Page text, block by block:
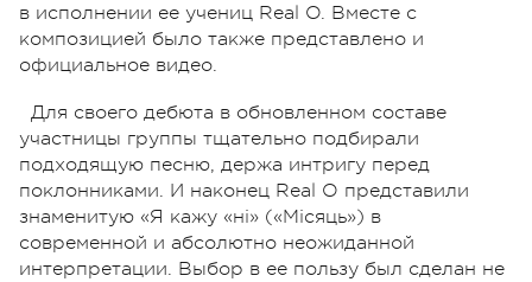
в исполнении ее учениц Real O. Вместе с
композицией было также представлено и
официальное видео.
Для своего дебюта в обновленном составе
участницы группы тщательно подбирали
подходящую песню, держа интригу перед
поклонниками. И наконец Real O представили
знаменитую «Я кажу «нi» («Місяць») в
современной и абсолютно неожиданной
интерпретации. Выбор в ее пользу был сделан не